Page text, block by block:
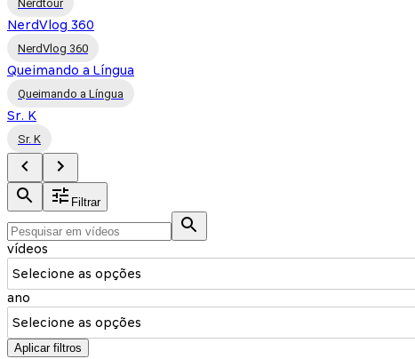
Nerdtour
NerdVlog 360
NerdVlog 360
Queimando a Língua
Queimando a Língua
Sr. K
Sr. K
Filtrar
vídeos
Selecione as opções
ano
Selecione as opções
Aplicar filtros